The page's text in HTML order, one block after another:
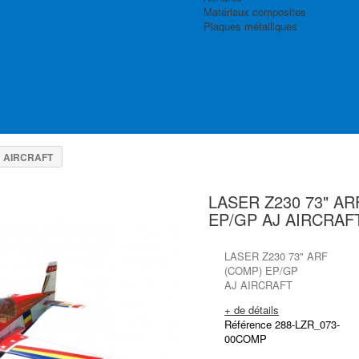
Matériaux composites
Plaques métalliques
AIRCRAFT
LASER Z230 73"
EP/GP AJ
LASER Z230 73" ARF
(COMP) EP/GP
AJ AIRCRAFT
+ de détails
Référence 288-LZR_073-
00COMP